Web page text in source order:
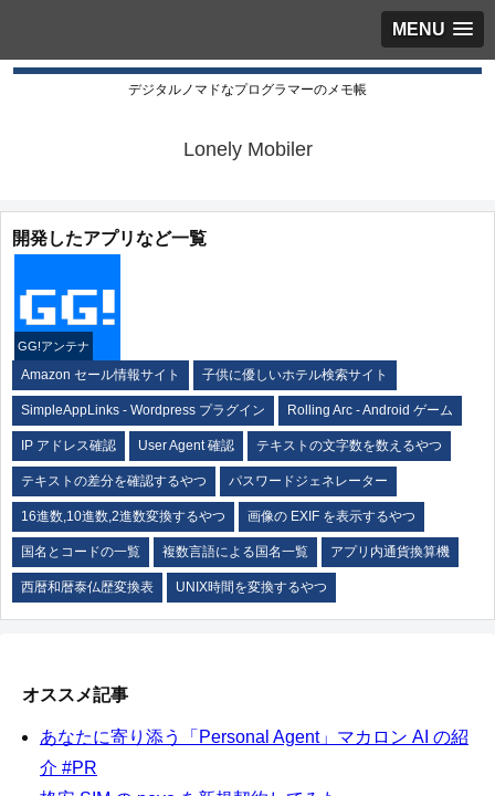
MENU
デジタルノマドなプログラマーのメモ帳
Lonely Mobiler
開発したアプリなど一覧
GG!アンテナ
Amazon セール情報サイト 子供に優しいホテル検索サイト
SimpleAppLinks - Wordpress プラグイン Rolling Arc - Android ゲーム
IP アドレス確認 User Agent 確認 テキストの文字数を数えるやつ
テキストの差分を確認するやつ パスワードジェネレーター
16進数,10進数,2進数変換するやつ 画像の EXIF を表示するやつ
国名とコードの一覧 複数言語による国名一覧 アプリ内通貨換算機
西暦和暦泰仏歴変換表 UNIX時間を変換するやつ
オススメ記事
あなたに寄り添う「Personal Agent」マカロン AI の紹
介 #PR